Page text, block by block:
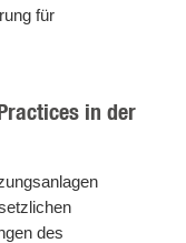
für
in der
des